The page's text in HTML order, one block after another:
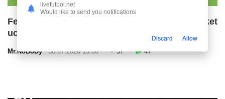
Fermin Lopes «Barselona»ning ketma-ket
uchinchi chempionlik imkoniyatlarini baholadi
Mr.NoBoDy30.07.2026 13:00 57 47
livefutbol.net
Would like to send you notifications
Discard Allow